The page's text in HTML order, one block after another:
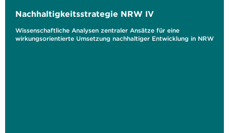
Nachhaltigkeitsstrategie NRW IV
Wissenschaftliche Analysen zentraler Ansätze für eine
wirkungsorientierte Umsetzung nachhaltiger Entwicklung in NRW